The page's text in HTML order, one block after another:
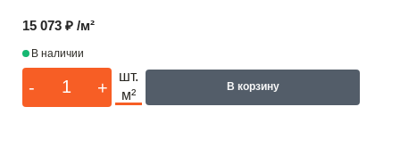
15 073 ₽ /м²
В наличии
- +
шт.
м²
В корзину